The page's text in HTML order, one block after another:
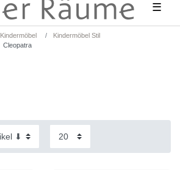
☰
Kindermöbel
Kindermöbel Stil
Cleopatra